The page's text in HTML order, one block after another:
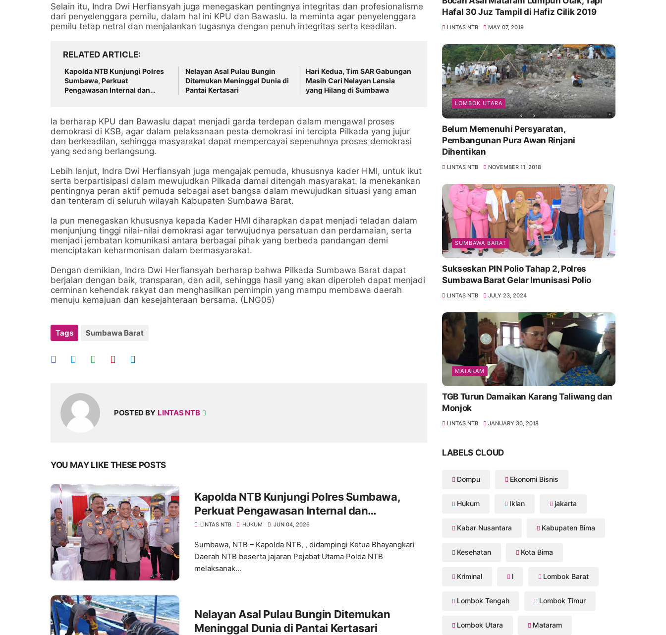
Selain itu, Indra Dwi Herfiansyah juga menegaskan pentingnya integritas dan profesionalisme
dari penyelenggara pemilu, dalam hal ini KPU dan Bawaslu. Ia meminta agar penyelenggara
pemilu tetap netral dan menjalankan tugasnya dengan penuh integritas serta keadilan.
RELATED ARTICLE
Kapolda NTB Kunjungi Polres
Sumbawa, Perkuat
Pengawasan Internal dan
Nelayan Asal Pulau Bungin
Ditemukan Meninggal Dunia di
Pantai Kertasari
Hari Kedua, Tim SAR Gabungan
Masih Cari Nelayan Lansia
yang Hilang di Sumbawa
Ia berharap KPU dan Bawaslu dapat menjadi garda terdepan dalam mengawal proses
demokrasi di KSB, agar dalam pelaksanaan pesta demokrasi ini tercipta Pilkada yang jujur
dan berkeadilan, sehingga masyarakat dapat mempercayai sepenuhnya proses demokrasi
yang sedang berlangsung.
Lebih lanjut, Indra Dwi Herfiansyah juga mengajak pemuda, khususnya kader HMI, untuk ikut
serta berpartisipasi dalam mewujudkan Pilkada damai ditengah masyarakat. Ia menekankan
pentingnya peran aktif pemuda sebagai aset bangsa dalam mewujudkan situasi yang aman
dan tenteram di seluruh wilayah Kabupaten Sumbawa Barat.
Ia pun menegaskan khususnya kepada Kader HMI diharapkan dapat menjadi teladan dalam
menjunjung tinggi nilai-nilai demokrasi agar terwujudnya persatuan dan perdamaian, serta
menjadi jembatan komunikasi antara berbagai pihak yang berbeda pandangan demi
menciptakan keharmonisan dalam bermasyarakat.
Dengan demikian, Indra Dwi Herfiansyah berharap bahwa Pilkada Sumbawa Barat dapat
berjalan dengan baik, transparan, dan adil, sehingga hasil yang akan diperoleh dapat menjadi
cerminan kehendak rakyat dan menghasilkan pemimpin yang mampu membawa daerah
menuju kemajuan dan kesejahteraan bersama. (LNG05)
Tags Sumbawa Barat
POSTED BY LINTAS NTB
YOU MAY LIKE THESE POSTS
Kapolda NTB Kunjungi Polres Sumbawa,
Perkuat Pengawasan Internal dan
Tingkatkan Pelayanan Masyarakat
LINTAS NTB HUKUM JUN 04, 2026
Sumbawa, NTB – Kapolda NTB, , didampingi Ketua Bhayangkari
Daerah NTB beserta jajaran Pejabat Utama Polda NTB
melaksanak...
Nelayan Asal Pulau Bungin Ditemukan
Meninggal Dunia di Pantai Kertasari
Hafal 30 Juz Tampil di Hafiz Cilik 2019
LINTAS NTB MAY 07, 2019
LOMBOK UTARA
Belum Memenuhi Persyaratan,
Pembangunan Pura Awan Rinjani
Dihentikan
LINTAS NTB NOVEMBER 11, 2018
SUMBAWA BARAT
Sukseskan PIN Polio Tahap 2, Polres
Sumbawa Barat Gelar Imunisasi Polio
LINTAS NTB JULY 23, 2024
MATARAM
TGB Turun Damaikan Karang Taliwang dan
Monjok
LINTAS NTB JANUARY 30, 2018
LABELS CLOUD
Dompu Ekonomi Bisnis
Hukum Iklan jakarta
Kabar Nusantara Kabupaten Bima
Kesehatan Kota Bima
Kriminal l Lombok Barat
Lombok Tengah Lombok Timur
Lombok Utara Mataram